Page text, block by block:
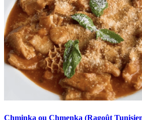
Chminka ou Chmenka (Ragoût